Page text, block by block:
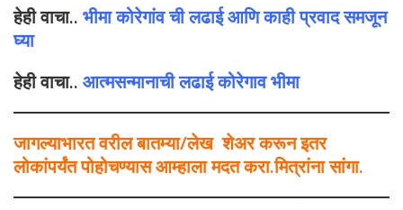
हेही वाचा.. भीमा कोरेगांव ची लढाई आणि काही प्रवाद समजून
घ्या
हेही वाचा.. आत्मसन्मानाची लढाई कोरेगाव भीमा
जागल्याभारत वरील बातम्या/लेख शेअर करून इतर
लोकांपर्यंत पोहोचण्यास आम्हाला मदत करा.मित्रांना सांगा.